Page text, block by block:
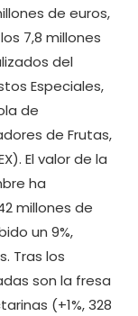
de euros,
7,8 millones
del
Especiales,
de
de Frutas,
El valor de la
ha
millones de
un 9%,
Tras los
son la fresa
(+1%, 328